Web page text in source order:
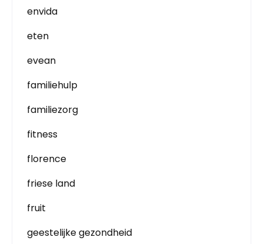
envida
eten
evean
familiehulp
familiezorg
fitness
florence
friese land
fruit
geestelijke gezondheid